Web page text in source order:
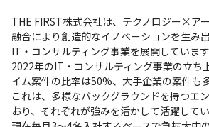
THE FIRST株式会社は、テクノロジー×ア
融合により創造的なイノベーションを生み
IT・コンサルティング事業を展開しています
2022年のIT・コンサルティング事業の立ち
イム案件の比率は50%、大手企業の案件も
これは、多様なバックグラウンドを持つエ
おり、それぞれが強みを活かして活躍して